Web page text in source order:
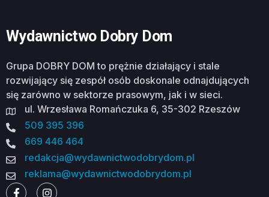
Wydawnictwo Dobry Dom
Grupa DOBRY DOM to prężnie działający i stale
rozwijający się zespół osób doskonale odnajdujących
się zarówno w sektorze prasowym, jak i w sieci.
ul. Wrzesława Romańczuka 6, 35-302 Rzeszów
509 395 396
669 446 464
redakcja@wydawnictwodobrydom.pl
reklama@wydawnictwodobrydom.pl